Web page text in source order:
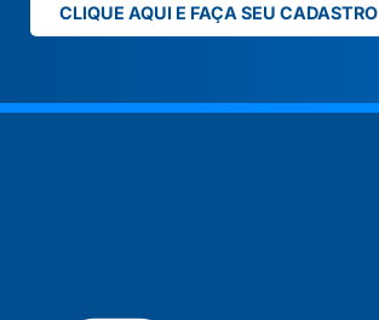
CLIQUE AQUI E FAÇA SEU CADASTRO